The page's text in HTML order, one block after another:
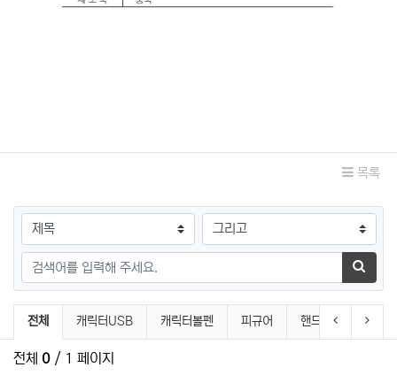
목록
검색대상
검색어
검색하
PVC캐릭터제품 분류 목록
전체 캐릭터USB 캐릭터볼펜 피규어 핸드폰거치대이전 분류다음
전체 0 / 1 페이지